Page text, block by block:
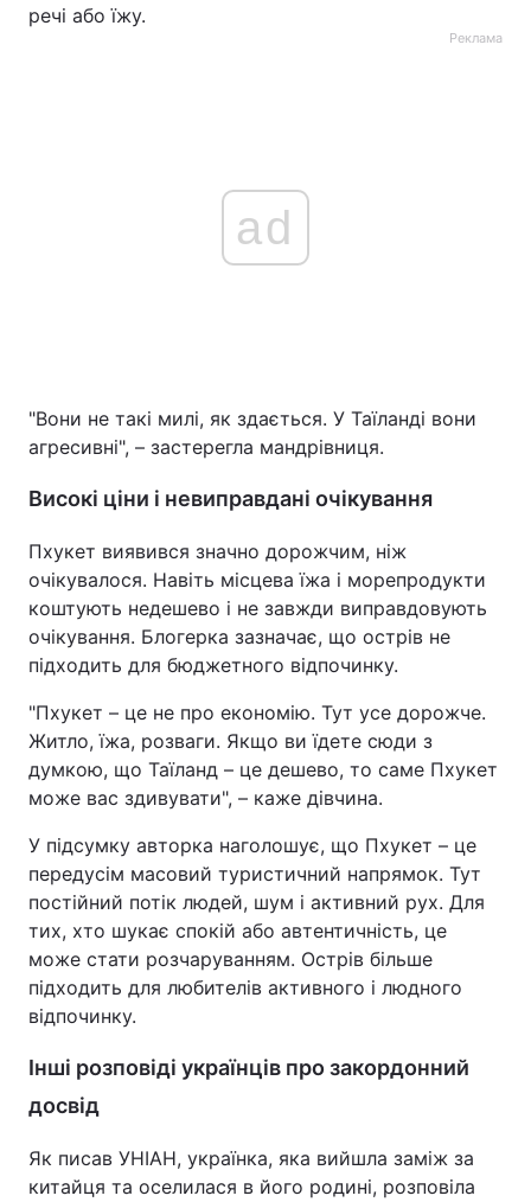
речі або їжу.
Реклама
ad
"Вони не такі милі, як здається. У Таїланді вони
агресивні", – застерегла мандрівниця.
Високі ціни і невиправдані очікування
Пхукет виявився значно дорожчим, ніж
очікувалося. Навіть місцева їжа і морепродукти
коштують недешево і не завжди виправдовують
очікування. Блогерка зазначає, що острів не
підходить для бюджетного відпочинку.
"Пхукет – це не про економію. Тут усе дорожче.
Житло, їжа, розваги. Якщо ви їдете сюди з
думкою, що Таїланд – це дешево, то саме Пхукет
може вас здивувати", – каже дівчина.
У підсумку авторка наголошує, що Пхукет – це
передусім масовий туристичний напрямок. Тут
постійний потік людей, шум і активний рух. Для
тих, хто шукає спокій або автентичність, це
може стати розчаруванням. Острів більше
підходить для любителів активного і людного
відпочинку.
Інші розповіді українців про закордонний
досвід
Як писав УНІАН, українка, яка вийшла заміж за
китайця та оселилася в його родині, розповіла